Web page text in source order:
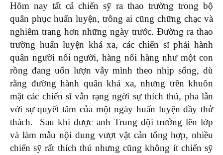
Hôm nay tất cả chiến sỹ ra thao trường trong bộ
quân phục huấn luyện, trông ai cũng chững chạc và
nghiêm trang hơn những ngày trước. Đường ra thao
trường huấn luyện khá xa, các chiến sĩ phải hành
quân người nối người, hàng nối hàng như một con
rồng đang uốn lượn vẫy mình theo nhịp sống, dù
rằng đường hành quân khá xa, nhưng trên khuôn
mặt các chiến sĩ vẫn rạng ngời sự thích thú, pha lẫn
với sự quyết tâm của một ngày huấn luyện đầy thử
thách. Sau khi được anh Trung đội trưởng lên lớp
và làm mẫu nội dung vượt vật cản tổng hợp, nhiều
chiến sỹ rất thích thú nhưng cũng không ít chiến sỹ